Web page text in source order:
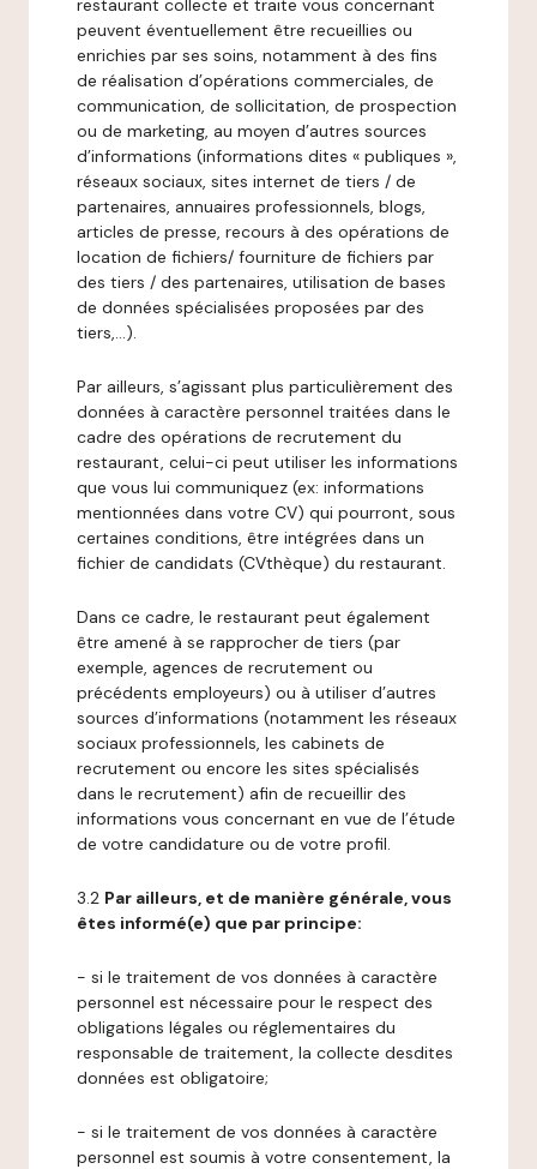
restaurant collecte et traite vous concernant
peuvent éventuellement être recueillies ou
enrichies par ses soins, notamment à des fins
de réalisation d’opérations commerciales, de
communication, de sollicitation, de prospection
ou de marketing, au moyen d’autres sources
d’informations (informations dites « publiques »,
réseaux sociaux, sites internet de tiers / de
partenaires, annuaires professionnels, blogs,
articles de presse, recours à des opérations de
location de fichiers/ fourniture de fichiers par
des tiers / des partenaires, utilisation de bases
de données spécialisées proposées par des
tiers,…).
Par ailleurs, s’agissant plus particulièrement des
données à caractère personnel traitées dans le
cadre des opérations de recrutement du
restaurant, celui-ci peut utiliser les informations
que vous lui communiquez (ex: informations
mentionnées dans votre CV) qui pourront, sous
certaines conditions, être intégrées dans un
fichier de candidats (CVthèque) du restaurant.
Dans ce cadre, le restaurant peut également
être amené à se rapprocher de tiers (par
exemple, agences de recrutement ou
précédents employeurs) ou à utiliser d’autres
sources d’informations (notamment les réseaux
sociaux professionnels, les cabinets de
recrutement ou encore les sites spécialisés
dans le recrutement) afin de recueillir des
informations vous concernant en vue de l’étude
de votre candidature ou de votre profil.
3.2 Par ailleurs, et de manière générale, vous
êtes informé(e) que par principe:
- si le traitement de vos données à caractère
personnel est nécessaire pour le respect des
obligations légales ou réglementaires du
responsable de traitement, la collecte desdites
données est obligatoire;
- si le traitement de vos données à caractère
personnel est soumis à votre consentement, la